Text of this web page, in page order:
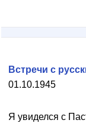
01.10.1945
Встречи с
Я увиделся с